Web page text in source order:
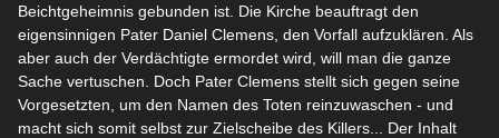
Beichtgeheimnis gebunden ist. Die Kirche beauftragt den
eigensinnigen Pater Daniel Clemens, den Vorfall aufzuklären. Als
aber auch der Verdächtigte ermordet wird, will man die ganze
Sache vertuschen. Doch Pater Clemens stellt sich gegen seine
Vorgesetzten, um den Namen des Toten reinzuwaschen - und
macht sich somit selbst zur Zielscheibe des Killers... Der Inhalt